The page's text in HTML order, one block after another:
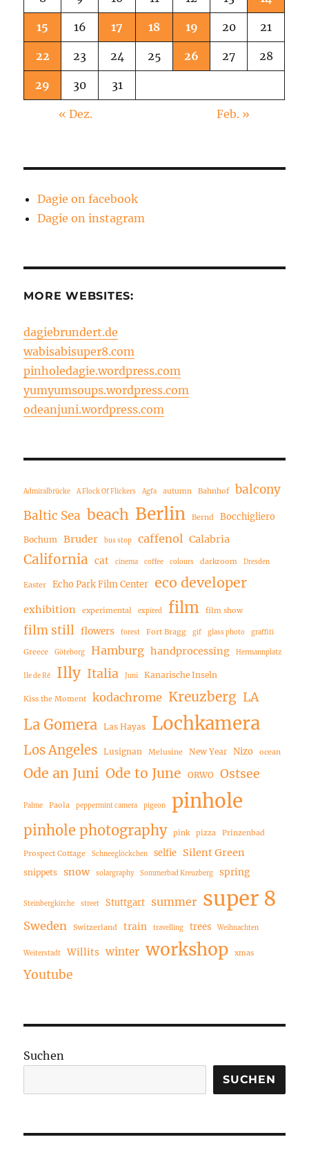
15 16 17 18 19 20 21
22 23 24 25 26 27 28
29 30 31
« Dez. Feb. »
Dagie on facebook
Dagie on instagram
MORE WEBSITES:
dagiebrundert.de
wabisabisuper8.com
pinholedagie.wordpress.com
yumyumsoups.wordpress.com
odeanjuni.wordpress.com
Admiralbrücke A Flock Of Flickers Agfa autumn Bahnhof
balcony
Baltic Sea beach Berlin Bernd Bocchigliero
Bochum Bruder bus stop caffenol Calabria
California cat cinema coffee colours darkroom Dresden
Easter Echo Park Film Center eco developer
exhibition experimental expired film film show
film still flowers forest Fort Bragg gif glass photo graffiti
Greece Göteborg Hamburg handprocessing Hermannplatz
Ile de Ré Illy Italia Juni Kanarische Inseln
Kiss the Moment kodachrome Kreuzberg LA
La Gomera Las Hayas Lochkamera
Los Angeles Lusignan Melusine New Year Nizo ocean
Ode an Juni Ode to June ORWO Ostsee
Palme Paola peppermint camera pigeon pinhole
pinhole photography pink pizza Prinzenbad
Prospect Cottage Schneeglöckchen selfie Silent Green
snippets snow solargraphy Sommerbad Kreuzberg spring
Steinbergkirche street Stuttgart summer super 8
Sweden Switzerland train travelling trees Weihnachten
Weiterstadt Willits winter workshop xmas
Youtube
Suchen
SUCHEN